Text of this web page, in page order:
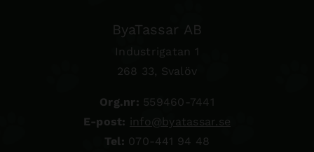
ByaTassar AB
Industrigatan 1
268 33, Svalöv
Org.nr: 559460-7441
E-post: info@byatassar.se
Tel: 070-441 94 48